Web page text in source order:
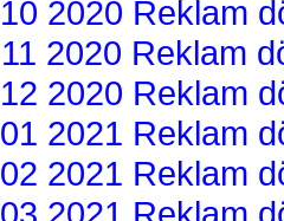
10 2020 Reklam
11 2020 Reklam
12 2020 Reklam
01 2021 Reklam
02 2021 Reklam